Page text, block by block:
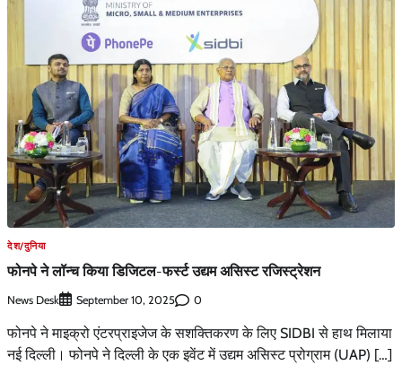
देश/दुनिया
फोनपे ने लॉन्च किया डिजिटल-फर्स्ट उद्यम असिस्ट रजिस्ट्रेशन
News Desk September 10, 2025 0
फोनपे ने माइक्रो एंटरप्राइजेज के सशक्तिकरण के लिए SIDBI से हाथ मिलाया
नई दिल्ली। फोनपे ने दिल्ली के एक इवेंट में उद्यम असिस्ट प्रोग्राम (UAP) […]